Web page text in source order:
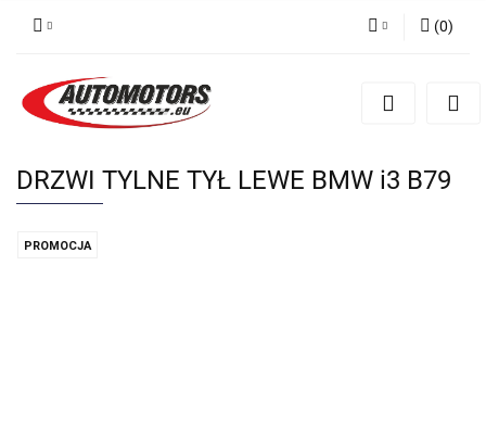
Zarejestruj się
(0)
DRZWI TYLNE TYŁ LEWE BMW i3 B79
PROMOCJA